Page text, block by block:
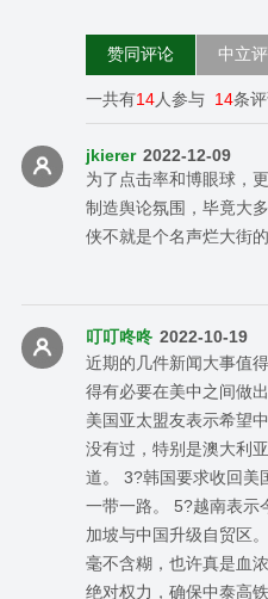
赞同评论 中立
一共有14人参与 14条
jkierer 2022-12-09
为了点击率和博眼球，
制造舆论氛围，毕竟大
侠不就是个名声烂大街
叮叮咚咚 2022-10-19
近期的几件新闻大事值
得有必要在美中之间做
美国亚太盟友表示希望
没有过，特别是澳大利
道。 3?韩国要求收回美
一带一路。 5?越南表示
加坡与中国升级自贸区
毫不含糊，也许真是血
绝对权力，确保中泰高